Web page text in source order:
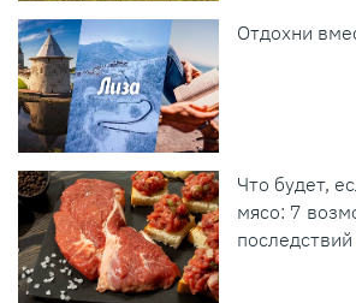
Отдохни
Что будет,
мясо: 7